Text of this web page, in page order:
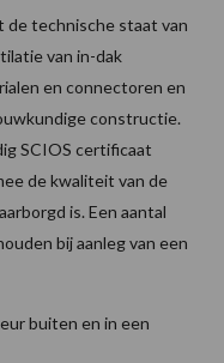
de technische staat van
van in-dak
en connectoren en
constructie.
SCIOS certificaat
de kwaliteit van de
is. Een aantal
bij aanleg van een
buiten en in een